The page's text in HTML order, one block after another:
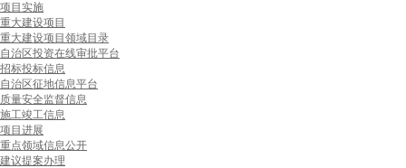
项目实施
重大建设项目
重大建设项目领域目录
自治区投资在线审批平台
招标投标信息
自治区征地信息平台
质量安全监督信息
施工竣工信息
项目进展
重点领域信息公开
建议提案办理